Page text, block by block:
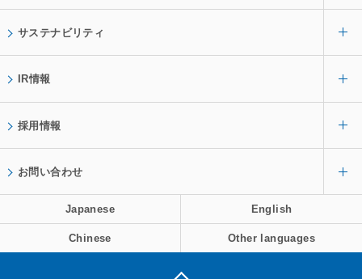
サステナビリティ
IR情報
採用情報
お問い合わせ
Japanese English
Chinese Other languages